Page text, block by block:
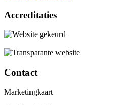
Accreditaties
Contact
Marketingkaart